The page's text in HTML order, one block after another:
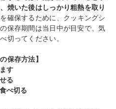
焼いた後はしっかり粗熱を取り
確保するために、クッキングシ
保存期間は当日中が目安で、気
切ってください。
保存方法】
す
る
べ切る